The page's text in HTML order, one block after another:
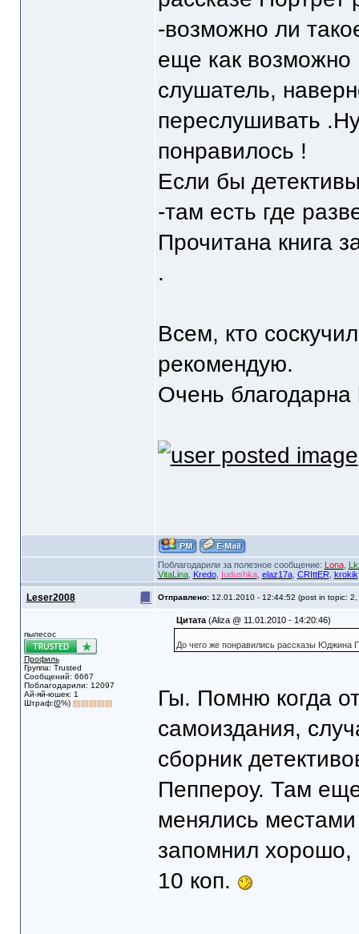
-возможно ли
еще как возможно
слушатель,
переслушивать
понравилось !
Если бы
-там есть где
Прочитана книга
.
Всем, кто
рекомендую.
Очень благодарна
Поблагодарили за полезное сообщение: Lona,
VitaLina, Kredo, Iudushka, elaz17a, CRIttER krokik
Leser2008 Отправлено: 12.01.2010 - 12:44:52 (post in topic: 2,
пылесос
Профиль
Группа: Trusted
Сообщений: 6667
Поблагодарили: 12097
Ай-яй-юшек: 1
Штраф:(0%)
Цитата(Aliza @ 11.01.2010 - 14:20:46)
До чего же понравились рассказы Юджина
Гы. Помню когда
самоиздания,
сборник
Пеппероу. Там
менялись
запомнил хорошо,
10 коп.